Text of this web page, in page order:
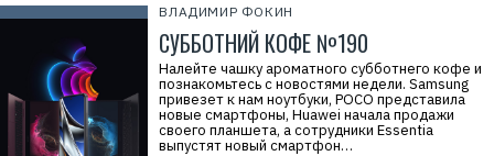
ВЛАДИМИР ФОКИН
СУББОТНИЙ КОФЕ №190
Налейте чашку ароматного субботнего кофе и
познакомьтесь с новостями недели. Samsung
привезет к нам ноутбуки, POCO представила
новые смартфоны, Huawei начала продажи
своего планшета, а сотрудники Essentia
выпустят новый смартфон…